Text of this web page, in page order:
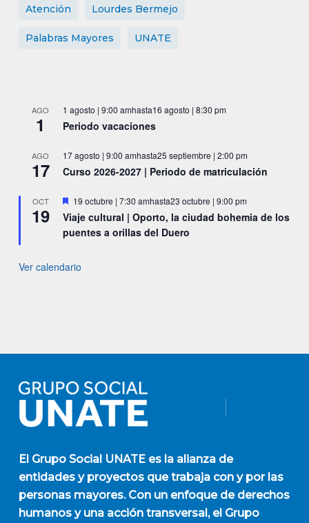
Atención Lourdes Bermejo
Palabras Mayores UNATE
AGO
1
1 agosto | 9:00 amhasta16 agosto | 8:30 pm
Periodo vacaciones
AGO
17
17 agosto | 9:00 amhasta25 septiembre | 2:00 pm
Curso 2026-2027 | Periodo de matriculación
OCT
19
Destacado
19 octubre | 7:30 amhasta23 octubre | 9:00 pm
Viaje cultural | Oporto, la ciudad bohemia de los
puentes a orillas del Duero
Ver calendario
El Grupo Social UNATEes la alianza de
entidades y proyectos que trabaja con y por las
personas mayores. Con un enfoque de derechos
humanos y una acción transversal, el Grupo